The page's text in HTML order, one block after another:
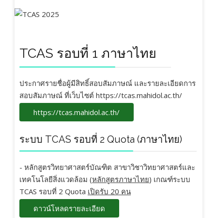
TCAS รอบที่ 1 ภาษาไทย
ประกาศรายชื่อผู้มีสิทธิ์สอบสัมภาษณ์ และรายละเอียดการ
สอบสัมภาษณ์ ที่เว็บไซต์ https://tcas.mahidol.ac.th/
https://tcas.mahidol.ac.th/
ระบบ TCAS รอบที่ 2 Quota (ภาษาไทย)
- หลักสูตรวิทยาศาสตร์บัณฑิต สาขาวิชาวิทยาศาสตร์และ
เทคโนโลยีสิ่งแวดล้อม (หลักสูตรภาษาไทย) เกณฑ์ระบบ
TCAS รอบที่ 2 Quota เปิดรับ 20 คน
ดาวน์โหลดรายละเอียด